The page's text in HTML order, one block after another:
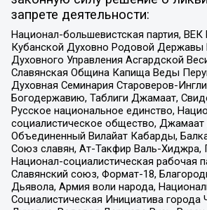
запрете деятельности:
Национал-большевистская партия,
Кубанской Духовно Родовой Державы
Духовного Управления Асгардской
Славянская Община Капища Веды
Духовная Семинария Староверов-
Богодержавию, Таблиги Джамаат,
Русское национальное единство,
социалистическое общество, Джамаат
Объединенный Вилайат Кабарды,
Союз славян, Ат-Такфир Валь-Хиджра,
Национал-социалистическая рабочая
Славянский союз, Формат-18,
Дьявола, Армия воли народа,
Социалистическая Инициатива города